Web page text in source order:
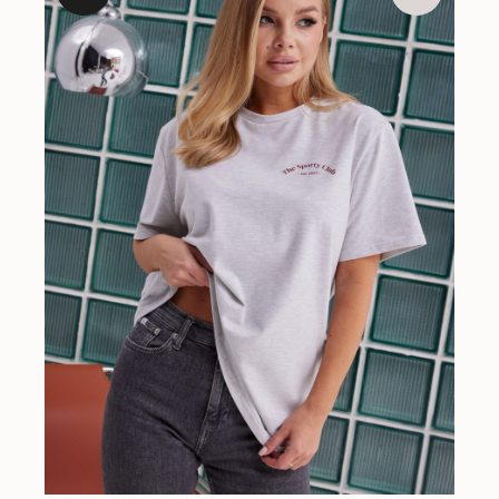
Если у вас возникли вопросы по размеру, цвету или
оплате, напишите нам и мы с радостью поможем
НАПИСАТЬ В ИНСТАГРАМ
СЛУЖБА ПОДДЕРЖКИ
Если возникли вопросы, свяжитесь
с нами удобным способом